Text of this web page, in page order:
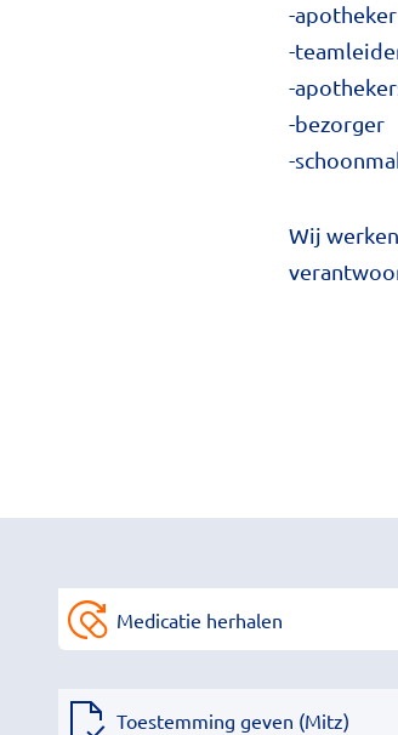
-
-
-
-bezorger
-
Wij
Medicatie herhalen
Toestemming geven (Mitz)